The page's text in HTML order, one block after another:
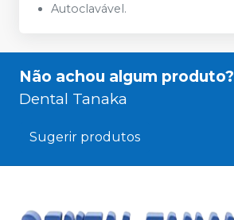
Autoclavável.
Não achou algum produto?
Dental Tanaka
Sugerir produtos